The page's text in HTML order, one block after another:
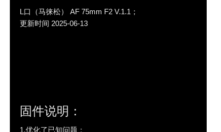
L口（马徕松） AF 75mm F2 V.1.1；
更新时间 2025-06-13
固件说明：
1.优化了已知问题；